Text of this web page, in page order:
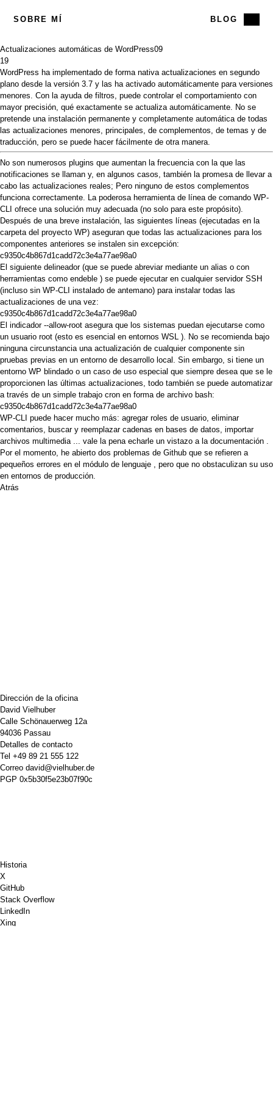
SOBRE MÍ BLOG
Actualizaciones automáticas de WordPress09
19
WordPress ha implementado de forma nativa actualizaciones en segundo
plano desde la versión 3.7 y las ha activado automáticamente para versiones
menores. Con la ayuda de filtros, puede controlar el comportamiento con
mayor precisión, qué exactamente se actualiza automáticamente. No se
pretende una instalación permanente y completamente automática de todas
las actualizaciones menores, principales, de complementos, de temas y de
traducción, pero se puede hacer fácilmente de otra manera.
No son numerosos plugins que aumentan la frecuencia con la que las
notificaciones se llaman y, en algunos casos, también la promesa de llevar a
cabo las actualizaciones reales; Pero ninguno de estos complementos
funciona correctamente. La poderosa herramienta de línea de comando WP-
CLI ofrece una solución muy adecuada (no solo para este propósito).
Después de una breve instalación, las siguientes líneas (ejecutadas en la
carpeta del proyecto WP) aseguran que todas las actualizaciones para los
componentes anteriores se instalen sin excepción:
c9350c4b867d1cadd72c3e4a77ae98a0
El siguiente delineador (que se puede abreviar mediante un alias o con
herramientas como endeble ) se puede ejecutar en cualquier servidor SSH
(incluso sin WP-CLI instalado de antemano) para instalar todas las
actualizaciones de una vez:
c9350c4b867d1cadd72c3e4a77ae98a0
El indicador --allow-root asegura que los sistemas puedan ejecutarse como
un usuario root (esto es esencial en entornos WSL ). No se recomienda bajo
ninguna circunstancia una actualización de cualquier componente sin
pruebas previas en un entorno de desarrollo local. Sin embargo, si tiene un
entorno WP blindado o un caso de uso especial que siempre desea que se le
proporcionen las últimas actualizaciones, todo también se puede automatizar
a través de un simple trabajo cron en forma de archivo bash:
c9350c4b867d1cadd72c3e4a77ae98a0
WP-CLI puede hacer mucho más: agregar roles de usuario, eliminar
comentarios, buscar y reemplazar cadenas en bases de datos, importar
archivos multimedia ... vale la pena echarle un vistazo a la documentación
Por el momento, he abierto dos problemas de Github que se refieren a
pequeños errores en el módulo de lenguaje , pero que no obstaculizan su uso
en entornos de producción.
Atrás
Dirección de la oficina
David Vielhuber
Calle Schönauerweg 12a
94036 Passau
Detalles de contacto
Tel +49 89 21 555 122
Correo david@vielhuber.de
PGP 0x5b30f5e23b07f90c
Historia
X
GitHub
Stack Overflow
LinkedIn
Xing